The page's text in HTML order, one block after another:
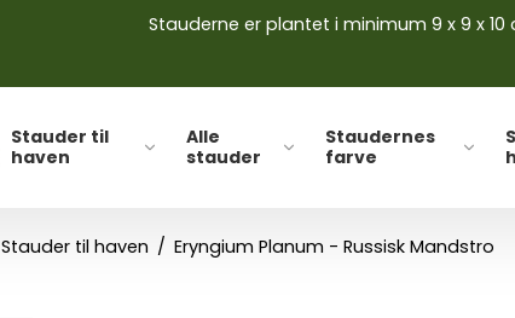
Stauderne er plantet i minimum 9 x 9 x
Stauder til
haven
Alle
stauder
Staudernes
farve
Stauder til haven / Eryngium Planum - Russisk Mandstro